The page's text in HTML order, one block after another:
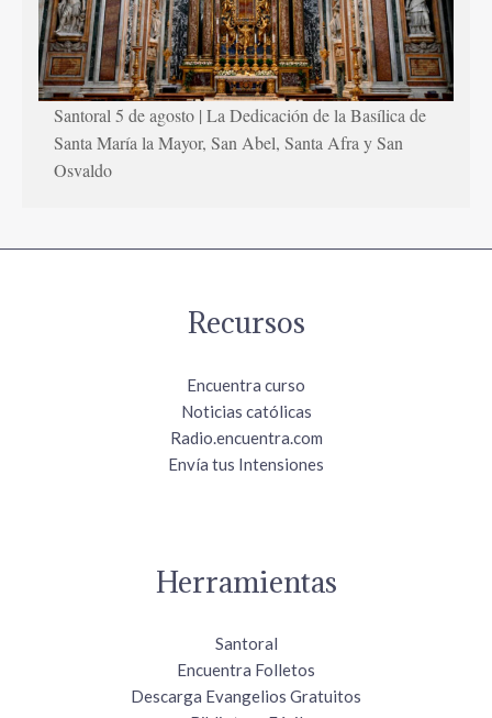
Santoral 5 de agosto | La Dedicación de la Basílica de
Santa María la Mayor, San Abel, Santa Afra y San
Osvaldo
Recursos
Encuentra curso
Noticias católicas
Radio.encuentra.com
Envía tus Intensiones
Herramientas
Santoral
Encuentra Folletos
Descarga Evangelios Gratuitos